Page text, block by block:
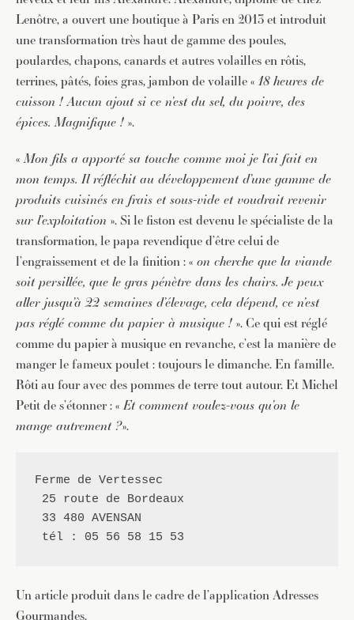
Lenôtre, a ouvert une boutique à Paris en 2013 et introduit
une transformation très haut de gamme des poules,
poulardes, chapons, canards et autres volailles en rôtis,
terrines, pâtés, foies gras, jambon de volaille «18 heures de
cuisson ! Aucun ajout si ce n’est du sel, du poivre, des
épices. Magnifique ! ».
«Mon fils a apporté sa touche comme moi je l’ai fait en
mon temps. Il réfléchit au développement d’une gamme de
produits cuisinés en frais et sous-vide et voudrait revenir
sur l’exploitation ». Si le fiston est devenu le spécialiste de la
transformation, le papa revendique d’être celui de
l’engraissement et de la finition : « on cherche que la viande
soit persillée, que le gras pénètre dans les chairs. Je peux
aller jusqu’à 22 semaines d’élevage, cela dépend, ce n’est
pas réglé comme du papier à musique ! ». Ce qui est réglé
comme du papier à musique en revanche, c’est la manière de
manger le fameux poulet : toujours le dimanche. En famille.
Rôti au four avec des pommes de terre tout autour. Et Michel
Petit de s’étonner : «Et comment voulez-vous qu’on le
mange autrement ?».
Ferme de Vertessec
25 route de Bordeaux
33 480 AVENSAN
tél : 05 56 58 15 53
Un article produit dans le cadre de l’application Adresses
Gourmandes.
JE M'INSCRIS À LA NEWSLETTER
Pour recevoir toutes les deux semaines notre lettre